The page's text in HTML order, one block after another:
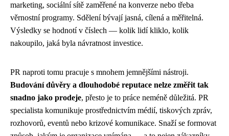
marketing, sociální sítě zaměřené na konverze nebo třeba
věrnostní programy. Sdělení bývají jasná, cílená a měřitelná.
Výsledky se hodnotí v číslech — kolik lidí kliklo, kolik
nakoupilo, jaká byla návratnost investice.
PR naproti tomu pracuje s mnohem jemnějšími nástroji.
Budování důvěry a dlouhodobé reputace nelze změřit tak
snadno jako prodeje, přesto je to práce neméně důležitá. PR
specialista komunikuje prostřednictvím médií, tiskových zpráv,
rozhovorů, eventů nebo krizové komunikace. Snaží se formovat